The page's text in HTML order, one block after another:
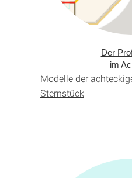
Der
im
Modelle der
Sternstück